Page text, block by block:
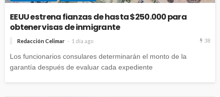
EEUU estrena fianzas de hasta $250.000 para
obtener visas de inmigrante
Redacción Celimar 1 día ago 38
Los funcionarios consulares determinarán el monto de la
garantía después de evaluar cada expediente